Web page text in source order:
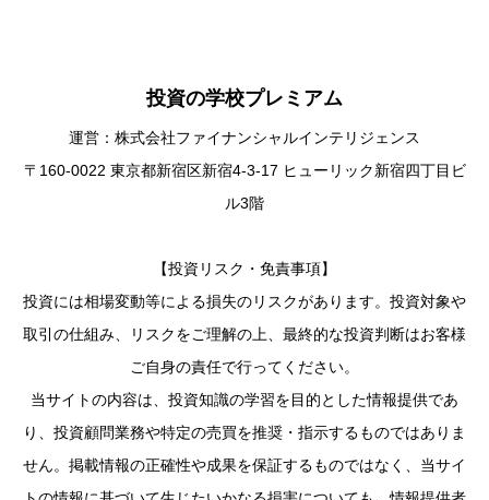
投資の学校プレミアム
運営：株式会社ファイナンシャルインテリジェンス
〒160-0022 東京都新宿区新宿4-3-17 ヒューリック新宿四丁目ビ
ル3階
【投資リスク・免責事項】
投資には相場変動等による損失のリスクがあります。投資対象や
取引の仕組み、リスクをご理解の上、最終的な投資判断はお客様
ご自身の責任で行ってください。
当サイトの内容は、投資知識の学習を目的とした情報提供であ
り、投資顧問業務や特定の売買を推奨・指示するものではありま
せん。掲載情報の正確性や成果を保証するものではなく、当サイ